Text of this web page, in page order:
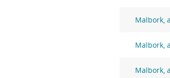
Malbork,
Malbork,
Malbork,